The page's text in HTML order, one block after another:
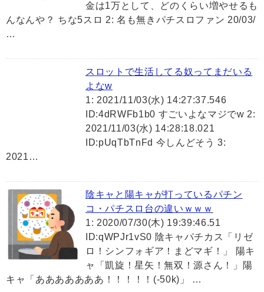
金は1万として、どのくらい増やせるも
んなんや？ ちな5スロ 2: 名も無きパチスロファン 20/03/
…
スロットで生活してる奴ってまだいる
よなw
1: 2021/11/03(水) 14:27:37.546
ID:4dRWFb1b0 すごいよなマジでw 2:
2021/11/03(水) 14:28:18.021
ID:pUqTbTnFd 今しんどそう 3:
2021…
陰キャと陽キャが打っているパチン
コ・パチスロ台の違いｗｗｗ
1: 2020/07/30(木) 19:39:46.51
ID:qWPJr1vS0 陰キャパチカス「リゼ
ロ！シンフォギア！まどマギ！」 陽キ
ャ「凱旋！星矢！無双！源さん！」陽
キャ「あああああああ！！！！！(-50k)」 …